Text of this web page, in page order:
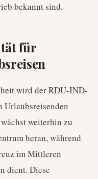
bekannt sind.
für
wird der RDU-IND-
Urlaubsreisenden
weiterhin zu
heran, während
im Mittleren
dient. Diese